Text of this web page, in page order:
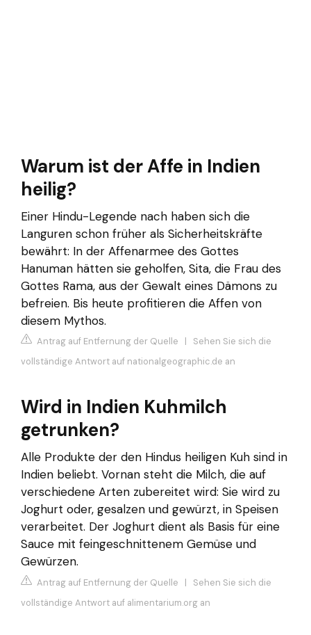
Warum ist der Affe in Indien
heilig?
Einer Hindu-Legende nach haben sich die
Languren schon früher als Sicherheitskräfte
bewährt: In der Affenarmee des Gottes
Hanuman hätten sie geholfen, Sita, die Frau des
Gottes Rama, aus der Gewalt eines Dämons zu
befreien. Bis heute profitieren die Affen von
diesem Mythos.
Antrag auf Entfernung der Quelle | Sehen Sie sich die
vollständige Antwort auf nationalgeographic.de an
Wird in Indien Kuhmilch
getrunken?
Alle Produkte der den Hindus heiligen Kuh sind in
Indien beliebt. Vornan steht die Milch, die auf
verschiedene Arten zubereitet wird: Sie wird zu
Joghurt oder, gesalzen und gewürzt, in Speisen
verarbeitet. Der Joghurt dient als Basis für eine
Sauce mit feingeschnittenem Gemüse und
Gewürzen.
Antrag auf Entfernung der Quelle | Sehen Sie sich die
vollständige Antwort auf alimentarium.org an